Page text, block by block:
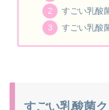
すごい乳酸
すごい乳酸
すごい乳酸菌